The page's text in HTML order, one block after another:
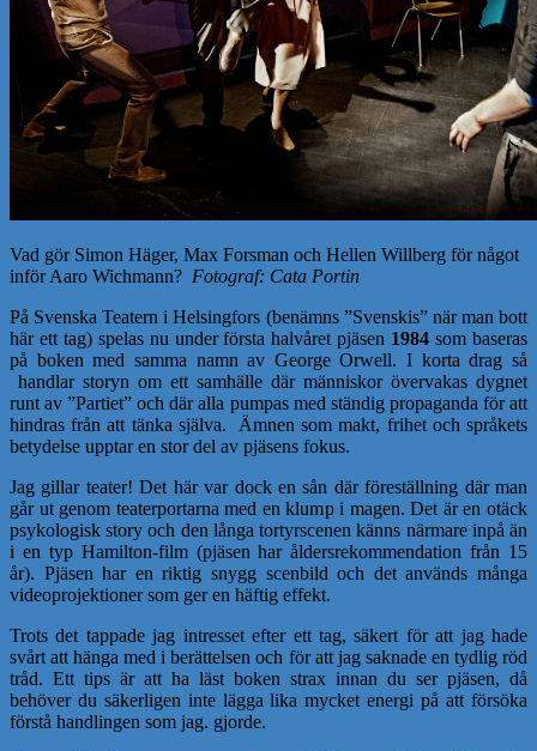
Vad gör Simon Häger, Max Forsman och Hellen Willberg för något
inför Aaro Wichmann? Fotograf: Cata Portin
På Svenska Teatern i Helsingfors (benämns ”Svenskis” när man bott
här ett tag) spelas nu under första halvåret pjäsen 1984 som baseras
på boken med samma namn av George Orwell. I korta drag så
handlar storyn om ett samhälle där människor övervakas dygnet
runt av ”Partiet” och där alla pumpas med ständig propaganda för att
hindras från att tänka själva. Ämnen som makt, frihet och språkets
betydelse upptar en stor del av pjäsens fokus.
Jag gillar teater! Det här var dock en sån där föreställning där man
går ut genom teaterportarna med en klump i magen. Det är en otäck
psykologisk story och den långa tortyrscenen känns närmare inpå än
i en typ Hamilton-film (pjäsen har åldersrekommendation från 15
år). Pjäsen har en riktig snygg scenbild och det används många
videoprojektioner som ger en häftig effekt.
Trots det tappade jag intresset efter ett tag, säkert för att jag hade
svårt att hänga med i berättelsen och för att jag saknade en tydlig röd
tråd. Ett tips är att ha läst boken strax innan du ser pjäsen, då
behöver du säkerligen inte lägga lika mycket energi på att försöka
förstå handlingen som jag. gjorde.